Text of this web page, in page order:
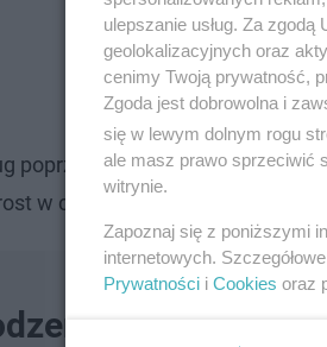
poprzedniego podsumowania,
w ciągu kilku miesięcy.
u
ulepszanie usług. Za
geolokalizacyjnych oraz
cenimy Twoją prywatność,
Zgoda jest dobrowolna i
się w lewym dolnym rogu
ale masz prawo sprzeciwić
witrynie.
Zapoznaj się z poniższymi
internetowych.
Prywatności i Cookies oraz